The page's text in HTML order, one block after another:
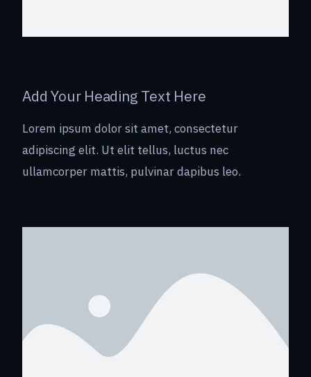
Add Your Heading Text Here
Lorem ipsum dolor sit amet, consectetur
adipiscing elit. Ut elit tellus, luctus nec
ullamcorper mattis, pulvinar dapibus leo.